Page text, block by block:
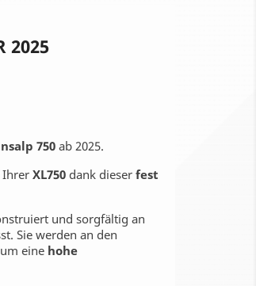
2025
750ab 2025.
Ihrer XL750 dank dieser fest
und sorgfältig an
Sie werden an den
eine hohe